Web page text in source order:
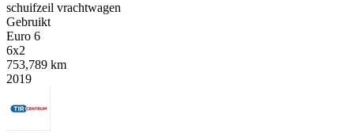
schuifzeil vrachtwagen
Gebruikt
Euro 6
6x2
753,789 km
2019